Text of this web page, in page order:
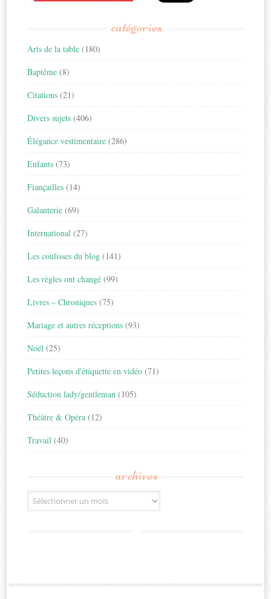
catégories
Arts de la table (180)
Baptême (8)
Citations (21)
Divers sujets (406)
Élégance vestimentaire (286)
Enfants (73)
Fiançailles (14)
Galanterie (69)
International (27)
Les coulisses du blog (141)
Les règles ont changé (99)
Livres – Chroniques (75)
Mariage et autres réceptions (93)
Noël (25)
Petites leçons d'étiquette en vidéo (71)
Séduction lady/gentleman (105)
Théâtre & Opéra (12)
Travail (40)
archives
Archives